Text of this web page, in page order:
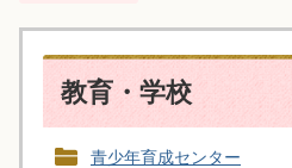
教育・学校
青少年育成センター